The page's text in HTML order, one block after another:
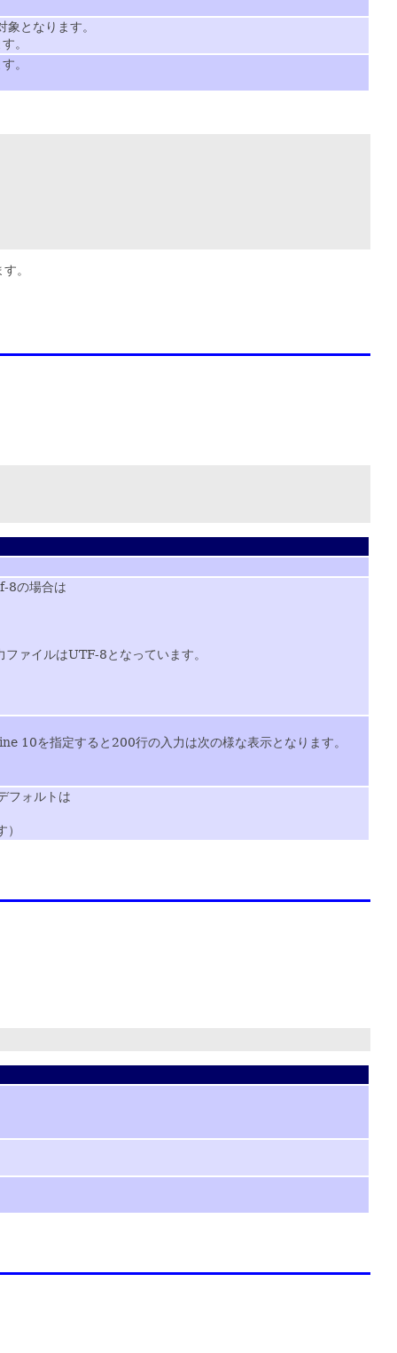
となります。
。
。
。
8の場合は
ァイルはUTF-8となっています。
10を指定すると200行の入力は次の様な表示となります。
フォルトは